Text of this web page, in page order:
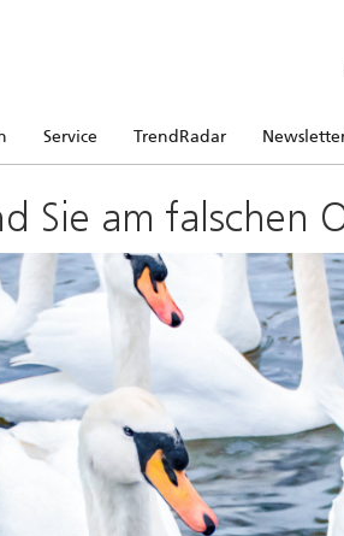
Service TrendRadar
Sie am falschen